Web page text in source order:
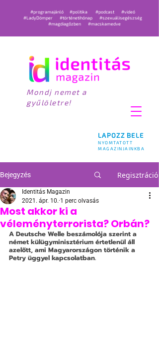
LAPOZZ BELE
NYOMTATOTT
MAGAZINJAINKBA
#programajánló #politika #podcast
#videó
#LadyDömper
#történetihónap
#szexuálisegészség
#magdiagőzben
#macskamedve
Mondj nemet a
gyűlöletre!
Bejegyzés Regisztráció
Most akkor ki a
véleményterrorista? Orbán?
Identitás Magazin
2021. ápr. 10. 1 perc olvasás
A Deutsche Welle beszámolója szerint a
német külügyminisztérium értetlenül áll
azelőtt, ami Magyarországon történik a
Petry üggyel kapcsolatban.